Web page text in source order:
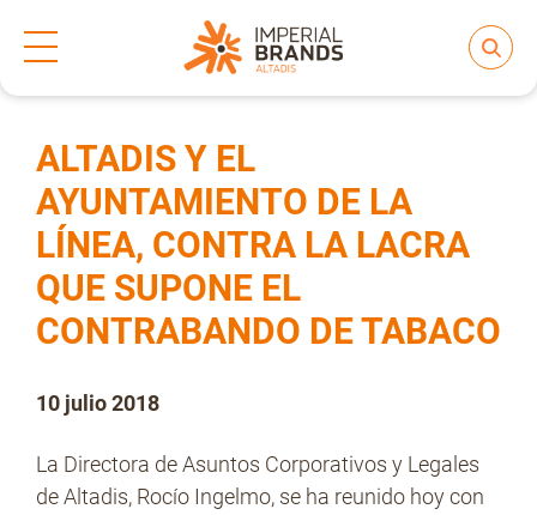
Nuestras Marcas
Compromiso
Inicio Notas de prensa
ALTADIS Y EL
AYUNTAMIENTO DE LA
LÍNEA, CONTRA LA LACRA
QUE SUPONE EL
CONTRABANDO DE TABACO
10 julio 2018
La Directora de Asuntos Corporativos y Legales
de Altadis, Rocío Ingelmo, se ha reunido hoy con